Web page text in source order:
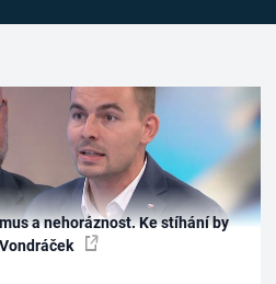
a nehoráznost. Ke stíhání by